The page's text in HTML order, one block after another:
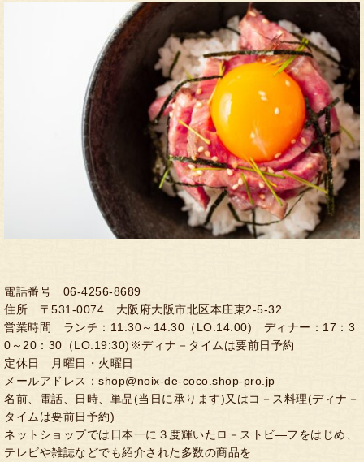
電話番号 06-4256-8689
住所 〒531-0074 大阪府大阪市北区本庄東2-5-32
営業時間 ランチ：11:30～14:30（LO.14:00) ディナー：17：3
0～20：30（LO.19:30)※ディナ－タイムは要前日予約
定休日 月曜日・火曜日
メールアドレス：shop@noix-de-coco.shop-pro.jp
名前、電話、日時、単品(当日に承ります)又はコ－ス料理(ディナ－
タイムは要前日予約)
ネットショップでは日本一に３度輝いたロ－ストビ―フをはじめ、
テレビや雑誌などでも紹介された多数の商品を